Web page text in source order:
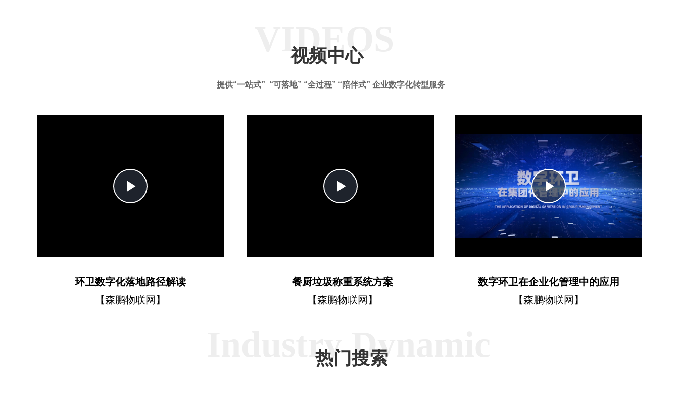
提供“一站式” “可落地” “全过程” “陪伴式” 企业数字化转型服务
VIDEOS
视频中心
Play
环卫数字化落地路径解读
【森鹏物联网】
Play
餐厨垃圾称重系统方案
【森鹏物联网】
Play
Video
数字环卫在企业化管理中的应用
【森鹏物联网】
Industry Dynamic
热门搜索